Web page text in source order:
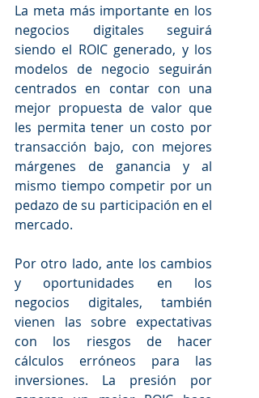
La meta más importante en los
negocios digitales seguirá
siendo el ROIC generado, y los
modelos de negocio seguirán
centrados en contar con una
mejor propuesta de valor que
les permita tener un costo por
transacción bajo, con mejores
márgenes de ganancia y al
mismo tiempo competir por un
pedazo de su participación en el
mercado.
Por otro lado, ante los cambios
y oportunidades en los
negocios digitales, también
vienen las sobre expectativas
con los riesgos de hacer
cálculos erróneos para las
inversiones. La presión por